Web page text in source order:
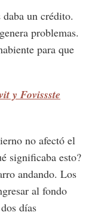
daba un crédito.
problemas.
para que
y Fovissste
no afectó el
significaba esto?
andando. Los
al fondo
días